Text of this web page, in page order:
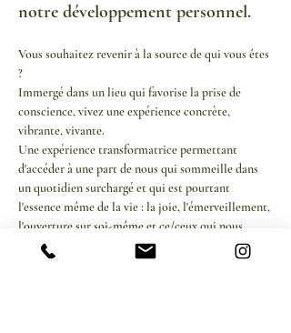
notre développement personnel.
Vous souhaitez revenir à la source de qui vous êtes
?
Immergé dans un lieu qui favorise la prise de
conscience, vivez une expérience concrète,
vibrante, vivante.
Une expérience transformatrice permettant
d'accéder à une part de nous qui sommeille dans
un quotidien surchargé et qui est pourtant
l'essence même de la vie : la joie, l'émerveillement,
l'ouverture sur soi-même et ce/ceux qui nous
entourent.